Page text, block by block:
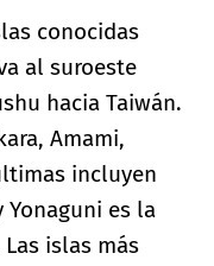
conocidas
al suroeste
hacia Taiwán.
Amami,
incluyen
Yonaguni es la
islas más